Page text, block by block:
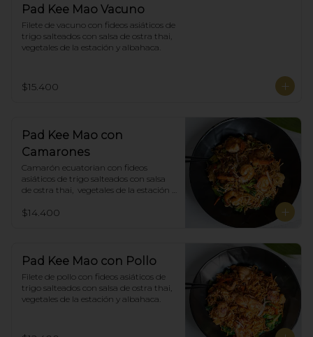
Pad Kee Mao Vacuno
Filete de vacuno con fideos asiáticos de
trigo salteados con salsa de ostra thai,
vegetales de la estación y albahaca.
$15.400
Pad Kee Mao con
Camarones
Camarón ecuatorian con fideos
asiáticos de trigo salteados con salsa
de ostra thai,  vegetales de la estación y
$14.400
Pad Kee Mao con Pollo
Filete de pollo con fideos asiáticos de
trigo salteados con salsa de ostra thai,
vegetales de la estación y albahaca.